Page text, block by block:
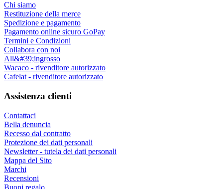
Chi siamo
Restituzione della merce
Spedizione e pagamento
Pagamento online sicuro GoPay
Termini e Condizioni
Collabora con noi
All&#39;ingrosso
Wacaco - rivenditore autorizzato
Cafelat - rivenditore autorizzato
Assistenza clienti
Contattaci
Bella denuncia
Recesso dal contratto
Protezione dei dati personali
Newsletter - tutela dei dati personali
Mappa del Sito
Marchi
Recensioni
Buoni regalo